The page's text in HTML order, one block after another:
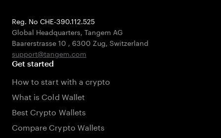
Reg. No CHE-390.112.525
Global Headquarters, Tangem AG
Baarerstrasse 10 , 6300 Zug, Switzerland
support@tangem.com
Get started
How to start with a crypto
What is Cold Wallet
Best Crypto Wallets
Compare Crypto Wallets